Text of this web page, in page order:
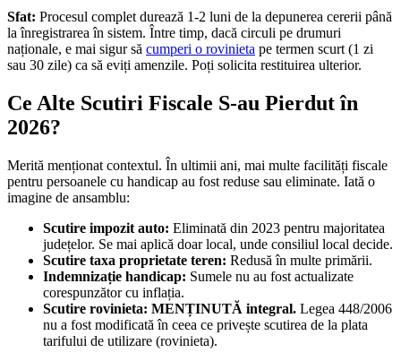
Sfat: Procesul complet durează 1-2 luni de la depunerea cererii până
la înregistrarea în sistem. Între timp, dacă circuli pe drumuri
naționale, e mai sigur să cumperi o rovinieta pe termen scurt (1 zi
sau 30 zile) ca să eviți amenzile. Poți solicita restituirea ulterior.
Ce Alte Scutiri Fiscale S-au Pierdut în
2026?
Merită menționat contextul. În ultimii ani, mai multe facilități fiscale
pentru persoanele cu handicap au fost reduse sau eliminate. Iată o
imagine de ansamblu:
Scutire impozit auto: Eliminată din 2023 pentru majoritatea
județelor. Se mai aplică doar local, unde consiliul local decide.
Scutire taxa proprietate teren: Redusă în multe primării.
Indemnizație handicap: Sumele nu au fost actualizate
corespunzător cu inflația.
Scutire rovinieta: MENȚINUTĂ integral. Legea 448/2006
nu a fost modificată în ceea ce privește scutirea de la plata
tarifului de utilizare (rovinieta).